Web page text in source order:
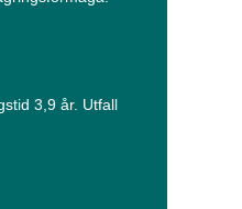
3,9 år. Utfall